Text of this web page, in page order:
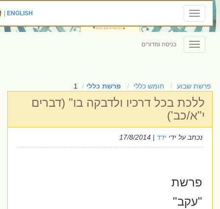
Toggle
navigation
ENGLISH
|
Toggle
navigation
כניסה ומדורים
פרשת שבוע חומש כללי פרשת כללי 1
ללכת בכל דרכיו ולדבקה בו" (דברים
י"א/כב')
נכתב על ידיידד| 17/8/2014
פרשת
"עקב"